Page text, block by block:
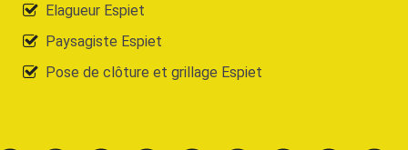
Elagueur Espiet
Paysagiste Espiet
Pose de clôture et grillage Espiet